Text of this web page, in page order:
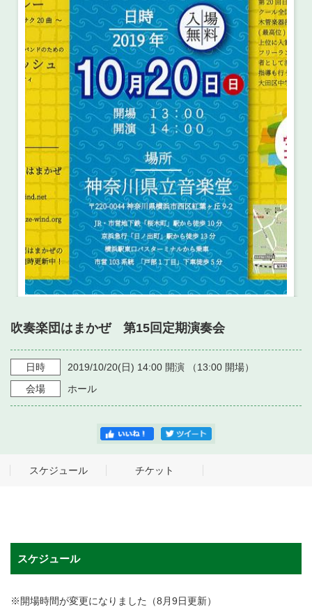
・ 利用料金
・ フロアマップ
・ 芸術参与
・ 建築見学ツアー
吹奏楽団はまかぜ 第15回定期演奏会
日時 2019/10/20(日) 14:00 開演 （13:00 開場）
会場
ホール
スケジュール チケット
スケジュール
※開場時間が変更になりました（8月9日更新）